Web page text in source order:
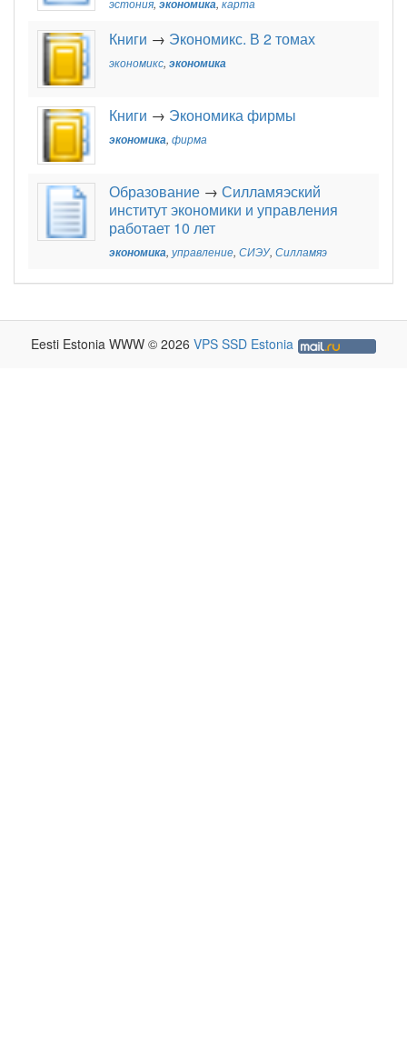
эстония, экономика, карта
Книги → Экономикс. В 2 томах
экономикс, экономика
Книги → Экономика фирмы
экономика, фирма
Образование → Силламяэский
институт экономики и управления
работает 10 лет
экономика, управление, СИЭУ, Силламяэ
Eesti Estonia WWW © 2026 VPS SSD Estonia